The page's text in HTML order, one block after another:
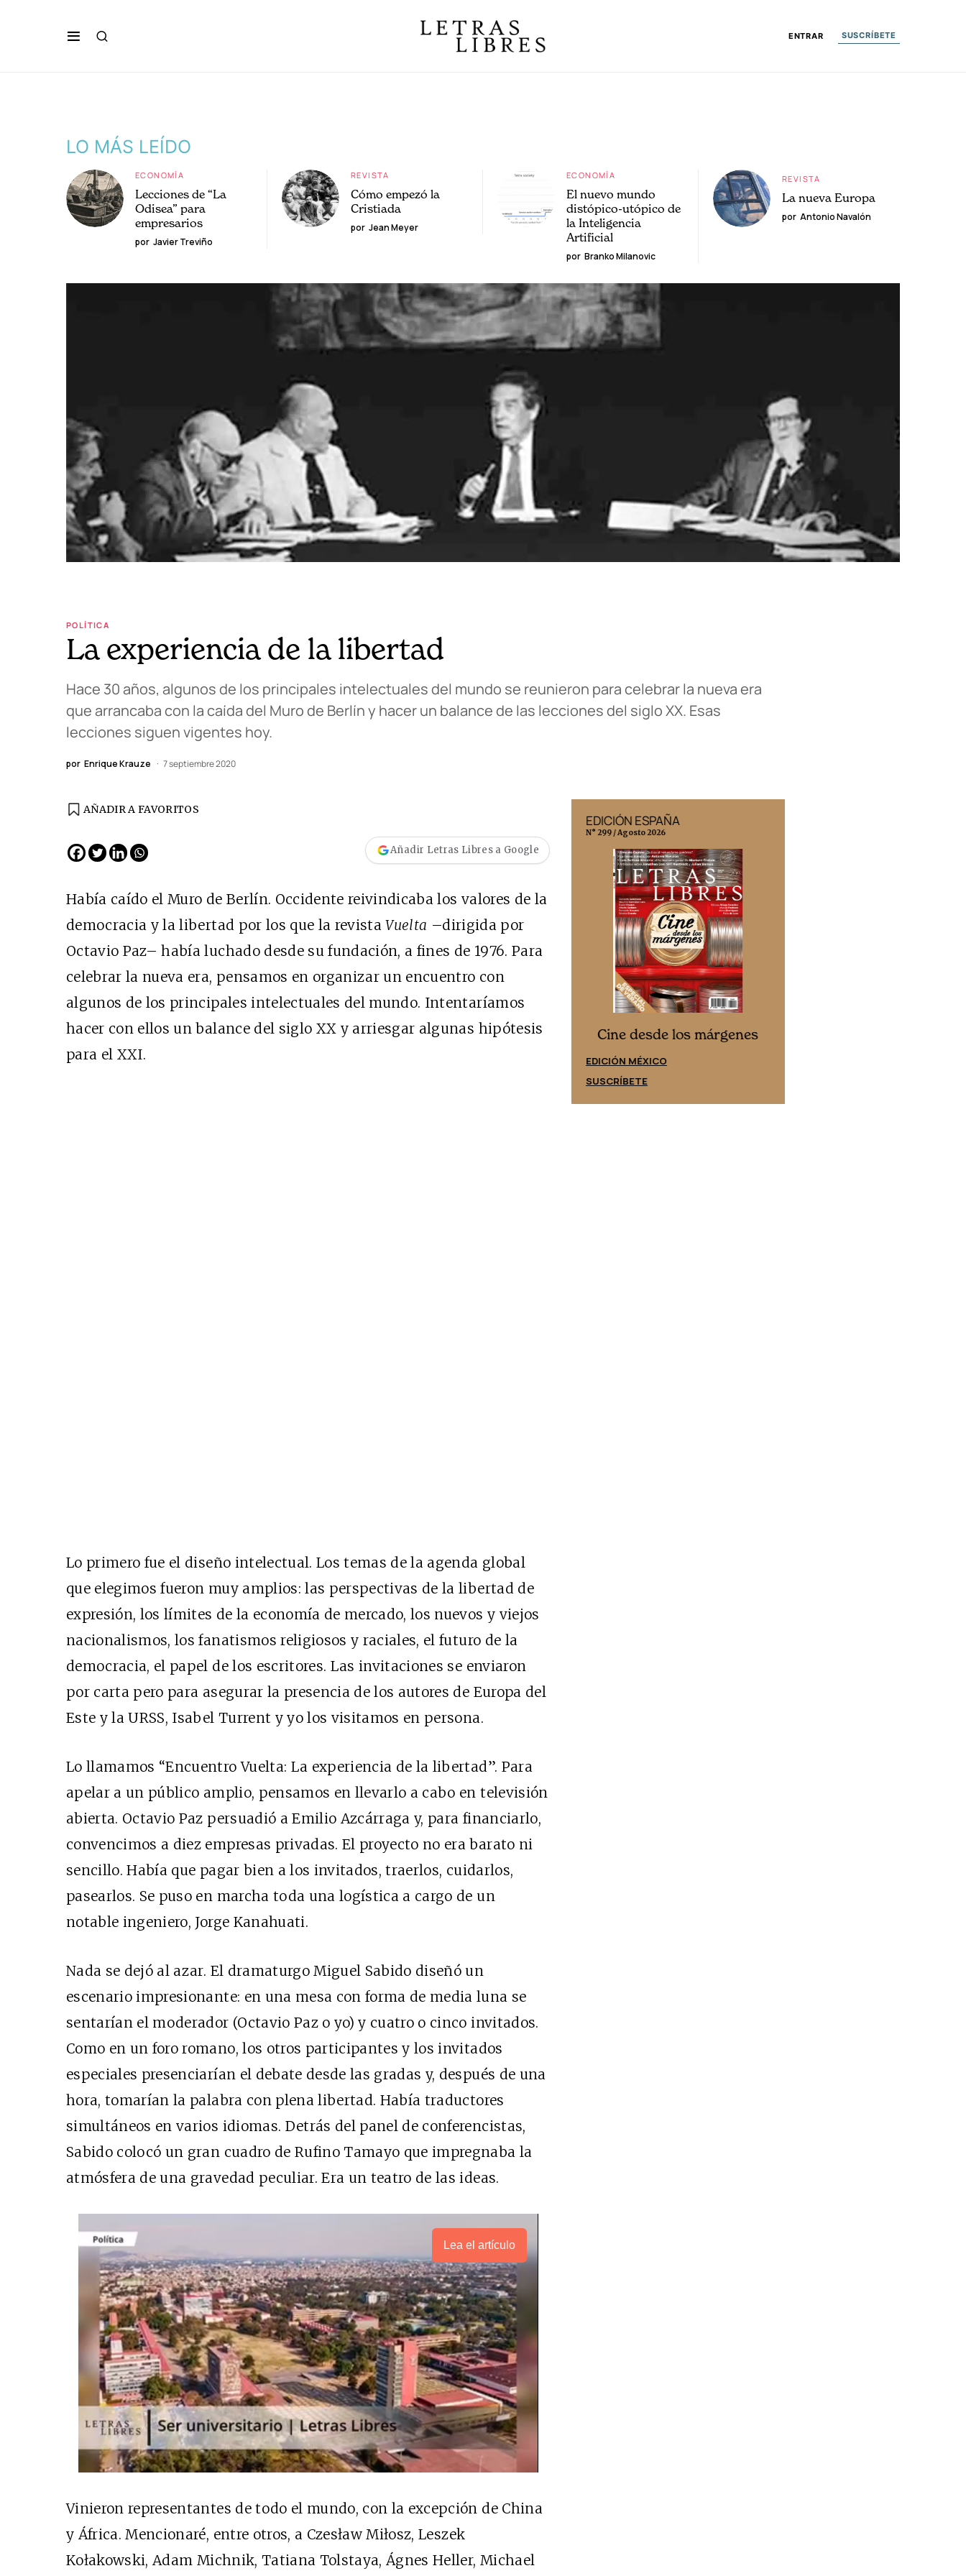
ENTRAR SUSCRÍBETE
LO MÁS LEÍDO
ECONOMÍA
Lecciones de “La
Odisea” para
empresarios
por Javier Treviño
REVISTA
Cómo empezó la
Cristiada
por Jean Meyer
ECONOMÍA
El nuevo mundo
distópico-utópico de
la Inteligencia
Artificial
por Branko Milanovic
REVISTA
La nueva Europa
por Antonio Navalón
POLÍTICA
La experiencia de la libertad
Hace 30 años, algunos de los principales intelectuales del mundo se reunieron para celebrar la nueva era
que arrancaba con la caída del Muro de Berlín y hacer un balance de las lecciones del siglo XX. Esas
lecciones siguen vigentes hoy.
por Enrique Krauze 7 septiembre 2020
AÑADIR A FAVORITOS
Añadir Letras Libres a Google
Había caído el Muro de Berlín. Occidente reivindicaba los valores de la
democracia y la libertad por los que la revistaVuelta –dirigida por
Octavio Paz– había luchado desde su fundación, a fines de 1976. Para
celebrar la nueva era, pensamos en organizar un encuentro con
algunos de los principales intelectuales del mundo. Intentaríamos
hacer con ellos un balance del siglo XX y arriesgar algunas hipótesis
para el XXI.
Lo primero fue el diseño intelectual. Los temas de la agenda global
que elegimos fueron muy amplios: las perspectivas de la libertad de
expresión, los límites de la economía de mercado, los nuevos y viejos
nacionalismos, los fanatismos religiosos y raciales, el futuro de la
democracia, el papel de los escritores. Las invitaciones se enviaron
por carta pero para asegurar la presencia de los autores de Europa del
Este y la URSS, Isabel Turrent y yo los visitamos en persona.
Lo llamamos “Encuentro Vuelta: La experiencia de la libertad”. Para
apelar a un público amplio, pensamos en llevarlo a cabo en televisión
abierta. Octavio Paz persuadió a Emilio Azcárraga y, para financiarlo,
convencimos a diez empresas privadas. El proyecto no era barato ni
sencillo. Había que pagar bien a los invitados, traerlos, cuidarlos,
pasearlos. Se puso en marcha toda una logística a cargo de un
notable ingeniero, Jorge Kanahuati.
Nada se dejó al azar. El dramaturgo Miguel Sabido diseñó un
escenario impresionante: en una mesa con forma de media luna se
sentarían el moderador (Octavio Paz o yo) y cuatro o cinco invitados.
Como en un foro romano, los otros participantes y los invitados
especiales presenciarían el debate desde las gradas y, después de una
hora, tomarían la palabra con plena libertad. Había traductores
simultáneos en varios idiomas. Detrás del panel de conferencistas,
Sabido colocó un gran cuadro de Rufino Tamayo que impregnaba la
atmósfera de una gravedad peculiar. Era un teatro de las ideas.
Lea el artículo
Vinieron representantes de todo el mundo, con la excepción de China
y África. Mencionaré, entre otros, a Czesław Miłosz, Leszek
Kołakowski, Adam Michnik, Tatiana Tolstaya, Ágnes Heller, Michael
Cine desde los márgenes Cine desde los márgenes
EDICIÓN ESPAÑA
N° 299 / Agosto 2026
Cine desde los márgenes
EDICIÓN MÉXICO
SUSCRÍBETE